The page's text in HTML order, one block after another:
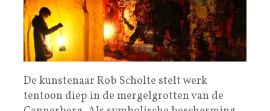
De kunstenaar Rob Scholte stelt werk
tentoon diep in de mergelgrotten van de